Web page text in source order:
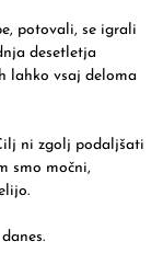
potovali, se igrali
desetletja
lahko vsaj deloma
ni zgolj podaljšati
smo močni,